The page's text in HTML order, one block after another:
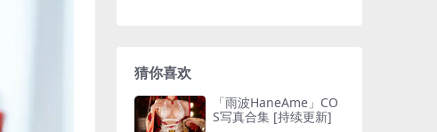
猜你喜欢
「雨波HaneAme」CO
S写真合集 [持续更新]